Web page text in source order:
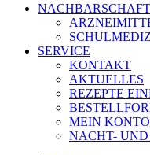
SERVICE
KONTAKT
AKTUELLES
REZEPTE
MEIN KONTO
NACHT-